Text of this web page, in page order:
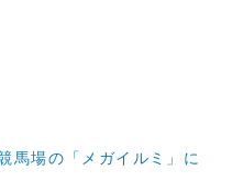
馬場の「メガイルミ」に